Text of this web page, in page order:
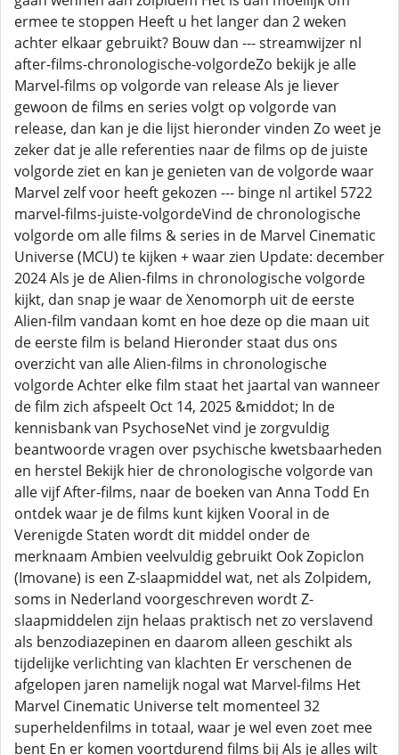
ermee te stoppen Heeft u het langer dan 2 weken
achter elkaar gebruikt? Bouw dan --- streamwijzer nl
after-films-chronologische-volgordeZo bekijk je alle
Marvel-films op volgorde van release Als je liever
gewoon de films en series volgt op volgorde van
release, dan kan je die lijst hieronder vinden Zo weet je
zeker dat je alle referenties naar de films op de juiste
volgorde ziet en kan je genieten van de volgorde waar
Marvel zelf voor heeft gekozen --- binge nl artikel 5722
marvel-films-juiste-volgordeVind de chronologische
volgorde om alle films & series in de Marvel Cinematic
Universe (MCU) te kijken + waar zien Update: december
2024 Als je de Alien-films in chronologische volgorde
kijkt, dan snap je waar de Xenomorph uit de eerste
Alien-film vandaan komt en hoe deze op die maan uit
de eerste film is beland Hieronder staat dus ons
overzicht van alle Alien-films in chronologische
volgorde Achter elke film staat het jaartal van wanneer
de film zich afspeelt Oct 14, 2025 &middot; In de
kennisbank van PsychoseNet vind je zorgvuldig
beantwoorde vragen over psychische kwetsbaarheden
en herstel Bekijk hier de chronologische volgorde van
alle vijf After-films, naar de boeken van Anna Todd En
ontdek waar je de films kunt kijken Vooral in de
Verenigde Staten wordt dit middel onder de
merknaam Ambien veelvuldig gebruikt Ook Zopiclon
(Imovane) is een Z-slaapmiddel wat, net als Zolpidem,
soms in Nederland voorgeschreven wordt Z-
slaapmiddelen zijn helaas praktisch net zo verslavend
als benzodiazepinen en daarom alleen geschikt als
tijdelijke verlichting van klachten Er verschenen de
afgelopen jaren namelijk nogal wat Marvel-films Het
Marvel Cinematic Universe telt momenteel 32
superheldenfilms in totaal, waar je wel even zoet mee
bent En er komen voortdurend films bij Als je alles wilt